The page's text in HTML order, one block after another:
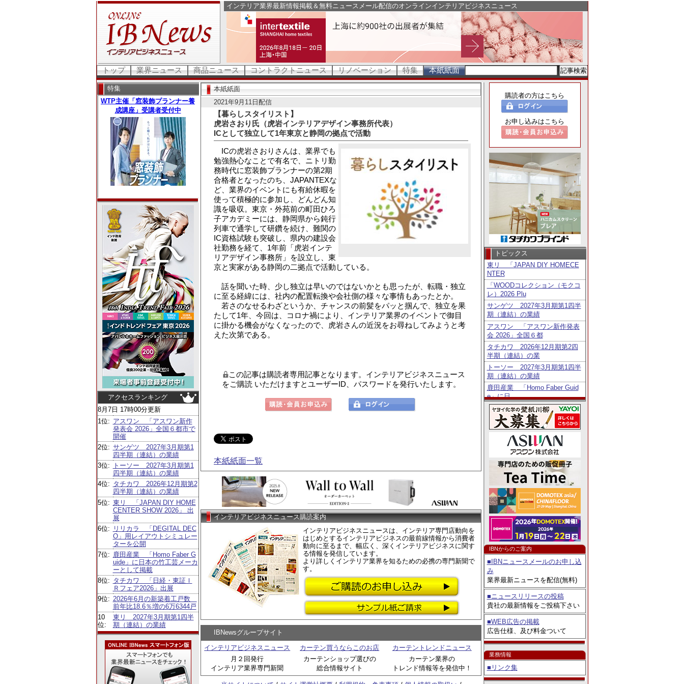
インテリア業界最新情報掲載＆無料ニュースメール配信のオンラインインテリアビジネスニュース
トップ 業界ニュース 商品ニュース コントラクトニュース リノベーション 特集 本紙紙面
特集
アクセスランキング
8月7日 17時00分更新
1位: アスワン 「アスワン新作
発表会 2026」全国６都市で
開催
2位: サンゲツ 2027年3月期第1
四半期（連結）の業績
3位:
トーソー 2027年3月期第1
四半期（連結）の業績
4位: タチカワ 2026年12月期第2
四半期（連結）の業績
5位: 東リ 「JAPAN DIY HOME
CENTER SHOW 2026」 出
展
6位:
リリカラ 「DEGITAL DEC
O」用レイアウトシミュレー
ターを公開
7位: 鹿田産業 「Homo Faber G
uide」に日本の竹工芸メーカ
ーとして掲載
8位: タチカワ 「日経・東証Ｉ
Ｒフェア2026」出展
9位: 2026年6月の新築着工戸数
前年比18.6％増の6万6344戸
10
位:
東リ 2027年3月期第1四半
期（連結）の業績
本紙紙面
2021年9月11日配信
【暮らしスタイリスト】
虎岩さおり氏（虎岩インテリアデザイン事務所代表）
ICとして独立して1年東京と静岡の拠点で活動
ICの虎岩さおりさんは、業界でも
勉強熱心なことで有名で、ニトリ勤
務時代に窓装飾プランナーの第2期
合格者となったのち、JAPANTEXな
ど、業界のイベントにも有給休暇を
使って積極的に参加し、どんどん知
識を吸収。東京・外苑前の町田ひろ
子アカデミーには、静岡県から鈍行
列車で通学して研鑽を続け、難関の
IC資格試験も突破し、県内の建設会
社勤務を経て、1年前「虎岩インテ
リアデザイン事務所」を設立し、東
京と実家がある静岡の二拠点で活動している。
話を聞いた時、少し独立は早いのではないかとも思ったが、転職・独立
に至る経緯には、社内の配置転換や会社側の様々な事情もあったとか。
若さのなせるわざというか、チャンスの前髪をパッと掴んで、独立を果
たして1年、今回は、コロナ禍により、インテリア業界のイベントで御目
に掛かる機会がなくなったので、虎岩さんの近況をお尋ねしてみようと考
えた次第である。
この記事は購読者専用記事となります。インテリアビジネスニュース
をご購読 いただけますとユーザーID、パスワードを発行いたします。
本紙紙面一覧
インテリアビジネスニュース購読案内
インテリアビジネスニュースは、インテリア専門店動向を
はじめとするインテリアビジネスの最前線情報から消費者
動向に至るまで、幅広く、深くインテリアビジネスに関す
る情報を発信しています。
より詳しくインテリア業界を知るための必携の専門新聞で
す。
IBNewsグループサイト
インテリアビジネスニュース
月２回発行
インテリア業界専門新聞
カーテン買うならこのお店
カーテンショップ選びの
総合情報サイト
カーテントレンドニュース
カーテン業界の
トレンド情報等を発信中！
購読者の方はこちら
お申し込みはこちら
トピックス
東リ 「JAPAN DIY HOMECE
NTER
「WOODコレクション（モクコ
レ）2026 Plu
サンゲツ 2027年3月期第1四半
期（連結）の業績
アスワン 「アスワン新作発表
会 2026」全国６都
タチカワ 2026年12月期第2四
半期（連結）の業
トーソー 2027年3月期第1四半
期（連結）の業績
鹿田産業 「Homo Faber Guid
e」に日
タチカワ 「日経・東証ＩＲフ
ェア2026」出展
リリカラ 「DEGITAL DECO」
用レイアウト
ニチベイ 「第6回メカモノ事
例コンテスト」8／3よ
IBNからのご案内
■IBNニュースメールのお申し込
み
業界最新ニュースを配信(無料)
■ニュースリリースの投稿
貴社の最新情報をご投稿下さい
■WEB広告の掲載
広告仕様、及び料金ついて
業務情報
■リンク集